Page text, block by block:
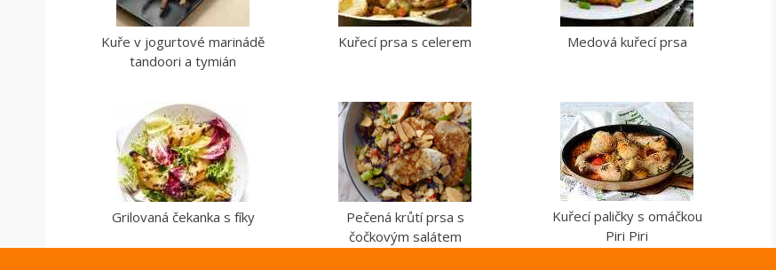
Kuře v jogurtové marinádě
tandoori a tymián
Kuřecí prsa s celerem Medová kuřecí prsa
Grilovaná čekanka s fíky
Pečená krůtí prsa s
čočkovým salátem
Kuřecí paličky s omáčkou
Piri Piri